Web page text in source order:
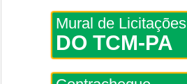
Mural de Licitações
DO TCM-PA